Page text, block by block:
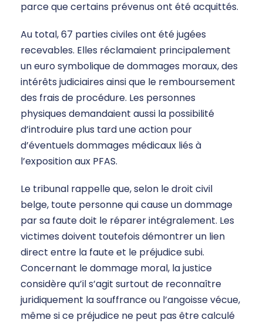
parce que certains prévenus ont été acquittés.
Au total, 67 parties civiles ont été jugées
recevables. Elles réclamaient principalement
un euro symbolique de dommages moraux, des
intérêts judiciaires ainsi que le remboursement
des frais de procédure. Les personnes
physiques demandaient aussi la possibilité
d’introduire plus tard une action pour
d’éventuels dommages médicaux liés à
l’exposition aux PFAS.
Le tribunal rappelle que, selon le droit civil
belge, toute personne qui cause un dommage
par sa faute doit le réparer intégralement. Les
victimes doivent toutefois démontrer un lien
direct entre la faute et le préjudice subi.
Concernant le dommage moral, la justice
considère qu’il s’agit surtout de reconnaître
juridiquement la souffrance ou l’angoisse vécue,
même si ce préjudice ne peut pas être calculé